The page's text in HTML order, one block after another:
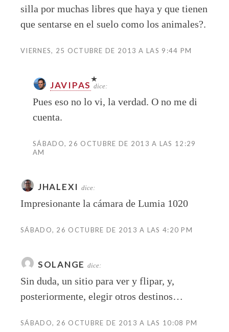
silla por muchas libres que haya y que tienen
que sentarse en el suelo como los animales?.
VIERNES, 25 OCTUBRE DE 2013 A LAS 9:44 PM
JAVIPAS dice:
Pues eso no lo vi, la verdad. O no me di
cuenta.
SÁBADO, 26 OCTUBRE DE 2013 A LAS 12:29
AM
JHALEXI dice:
Impresionante la cámara de Lumia 1020
SÁBADO, 26 OCTUBRE DE 2013 A LAS 4:20 PM
SOLANGE dice:
Sin duda, un sitio para ver y flipar, y,
posteriormente, elegir otros destinos…
SÁBADO, 26 OCTUBRE DE 2013 A LAS 10:08 PM